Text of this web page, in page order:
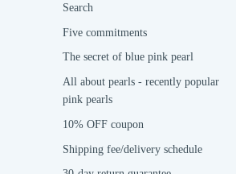
Search
Five commitments
The secret of blue pink pearl
All about pearls - recently popular
pink pearls
10% OFF coupon
Shipping fee/delivery schedule